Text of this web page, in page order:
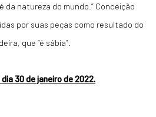
da natureza do mundo.” Conceição
por suas peças como resultado do
que “é sábia”.
30 de janeiro de 2022.